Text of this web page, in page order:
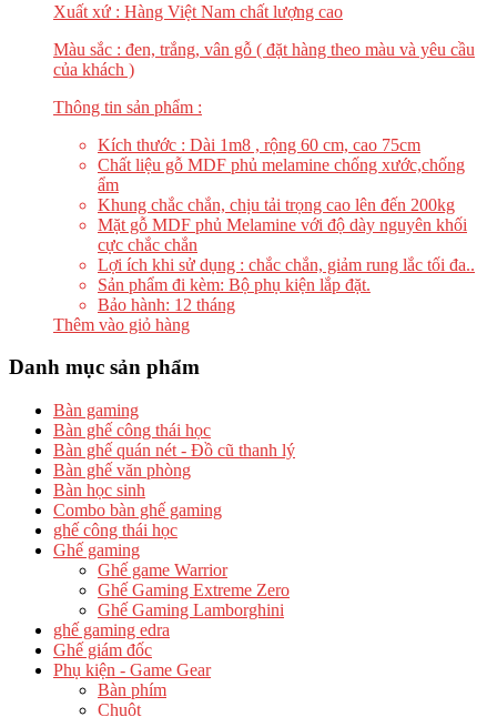
Xuất xứ : Hàng Việt Nam chất lượng cao
Màu sắc : đen, trắng, vân gỗ ( đặt hàng theo màu và yêu cầu
của khách )
Thông tin sản phẩm :
Kích thước : Dài 1m8 , rộng 60 cm, cao 75cm
Chất liệu gỗ MDF phủ melamine chống xước,chống
ẩm
Khung chắc chắn, chịu tải trọng cao lên đến 200kg
Mặt gỗ MDF phủ Melamine với độ dày nguyên khối
cực chắc chắn
Lợi ích khi sử dụng : chắc chắn, giảm rung lắc tối đa..
Sản phẩm đi kèm: Bộ phụ kiện lắp đặt.
Bảo hành: 12 tháng
Thêm vào giỏ hàng
Danh mục sản phẩm
Bàn gaming
Bàn ghế công thái học
Bàn ghế quán nét - Đồ cũ thanh lý
Bàn ghế văn phòng
Bàn học sinh
Combo bàn ghế gaming
ghế công thái học
Ghế gaming
Ghế game Warrior
Ghế Gaming Extreme Zero
Ghế Gaming Lamborghini
ghế gaming edra
Ghế giám đốc
Phụ kiện - Game Gear
Bàn phím
Chuột